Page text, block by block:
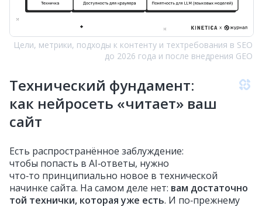
Цели, метрики, подходы к контенту и техтребования в SEO
до 2026 года и после внедрения GEO
Технический фундамент:
как нейросеть «читает» ваш
сайт
Есть распространённое заблуждение:
чтобы попасть в AI‑ответы, нужно
что‑то принципиально новое в технической
начинке сайта. На самом деле нет: вам достаточно
той технички, которая уже есть. И по‑прежнему